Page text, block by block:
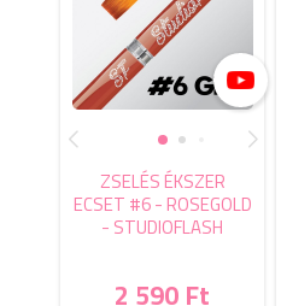
ZSELÉS ÉKSZER
ECSET #6 - ROSEGOLD
- STUDIOFLASH
2 590 Ft